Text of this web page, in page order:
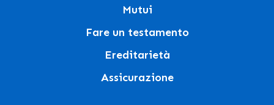
Mutui
Fare un testamento
Ereditarietà
Assicurazione